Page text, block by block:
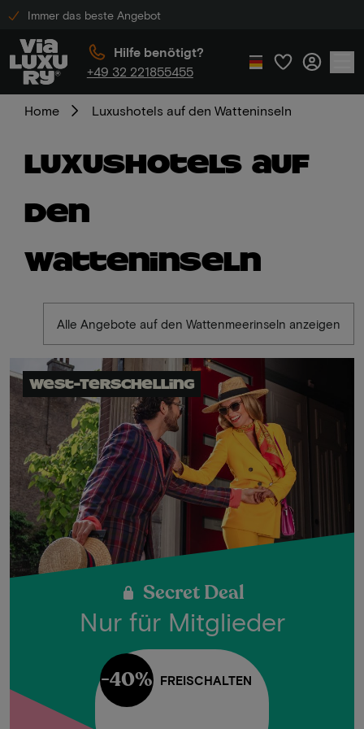
Immer das beste Angebot
Hilfe benötigt?
+49 32 221855455
Home Luxushotels auf den Watteninseln
Luxushotels auf
den
Watteninseln
Alle Angebote auf den Wattenmeerinseln anzeigen
West-Terschelling
Secret Deal
Nur für Mitglieder
FREISCHALTEN
-40%